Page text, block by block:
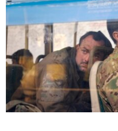
ᲮᲔᲓᲕᲐ ᲕᲐᲨᲘᲜᲒᲢᲝᲜᲘᲓᲐᲜ
ᲡᲢᲣᲓᲘᲐ ᲕᲐᲨᲘᲜᲒᲢᲝᲜᲘ
ᲞᲝᲚᲘᲢᲘᲙᲐ
ᲔᲙᲝᲜᲝᲛᲘᲙᲐ
ᲯᲐᲜᲛᲠᲗᲔᲚᲝᲑᲐ
ᲛᲔᲪᲜᲘᲔᲠᲔᲑᲐ
ᲘᲜᲢᲔᲠᲕᲘᲣ
ᲠᲣᲡᲔᲗᲘᲡ ᲨᲔᲭᲠᲐ ᲣᲙᲠᲐᲘᲜᲐᲨᲘ
Learning English
ᲗᲕᲐᲚᲘ ᲒᲕᲐᲓᲔᲕᲜᲔᲗ